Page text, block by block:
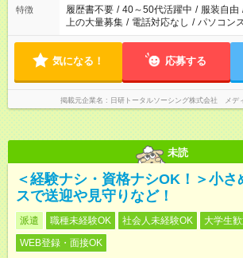
場合は応募できません。
特徴 履歴書不要 / 40～50代活躍中 / 服装自由
上の大量募集 / 電話対応なし / パソコン
気になる！ 応募する
掲載元企業名 日研トータルソーシング株式会社 メデ
未読
＜経験ナシ・資格ナシOK！＞小さ
スで送迎や見守りなど！
派遣 職種未経験OK 社会人未経験OK 大学生
WEB登録・面接OK